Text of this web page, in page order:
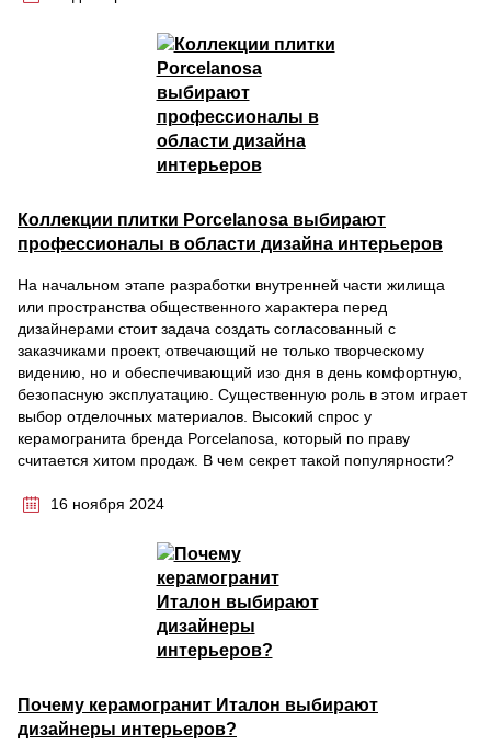
Коллекции плитки Porcelanosa выбирают
профессионалы в области дизайна интерьеров
На начальном этапе разработки внутренней части жилища
или пространства общественного характера перед
дизайнерами стоит задача создать согласованный с
заказчиками проект, отвечающий не только творческому
видению, но и обеспечивающий изо дня в день комфортную,
безопасную эксплуатацию. Существенную роль в этом играет
выбор отделочных материалов. Высокий спрос у
керамогранита бренда Porcelanosa, который по праву
считается хитом продаж. В чем секрет такой популярности?
16 ноября 2024
Почему керамогранит Италон выбирают
дизайнеры интерьеров?